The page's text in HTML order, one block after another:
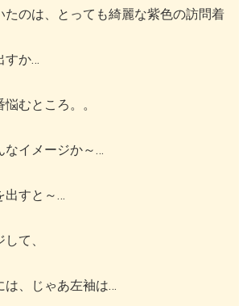
たのは、とっても綺麗な紫色の訪問着
すか…
むところ。。
なイメージか～…
出すと～…
て、
は、じゃあ左袖は…